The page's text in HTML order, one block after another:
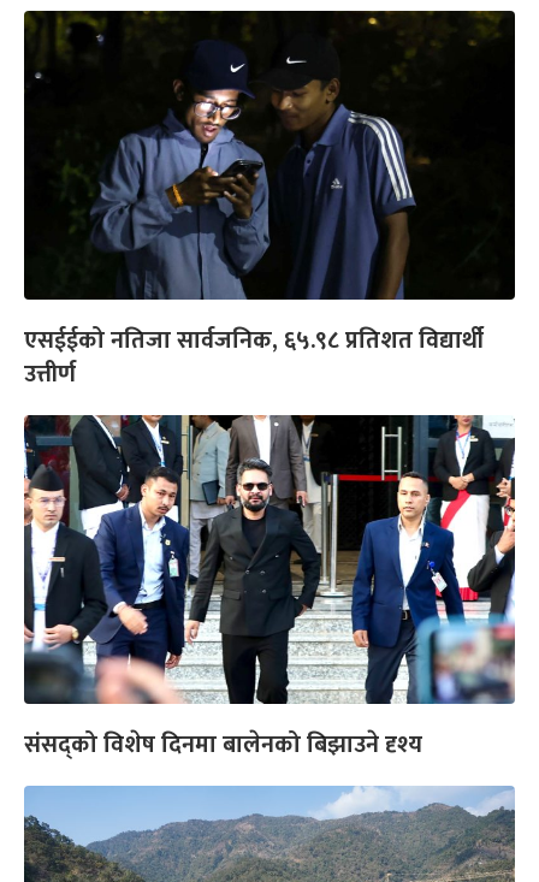
एसईईको नतिजा सार्वजनिक, ६५.९८ प्रतिशत विद्यार्थी
उत्तीर्ण
संसद्को विशेष दिनमा बालेनको बिझाउने दृश्य